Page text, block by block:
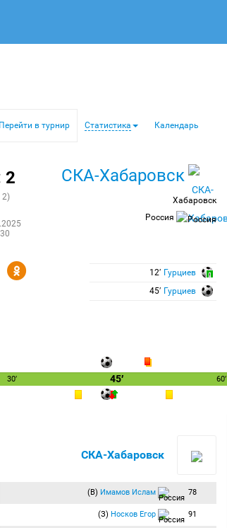
Перейти в турнир Статистика Календарь
2
2)
СКА-Хабаровск
Хабаровск
Россия
Y 12′ Гурциев
45′ Гурциев
30′ 45′ 60′
СКА-Хабаровск
(В) Имамов Ислам 78
(З) Носков Егор 91